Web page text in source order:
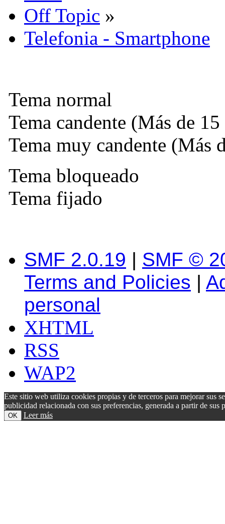
Off Topic »
Telefonia - Smartphone
Tema normal
Tema candente (Más de 15
Tema muy candente (Más
Tema bloqueado
Tema fijado
SMF 2.0.19 | SMF ©
Terms and Policies |
personal
XHTML
RSS
WAP2
Este sitio web utiliza cookies propias y de terceros para mejorar sus
publicidad relacionada con sus preferencias, generada a partir de
OK Leer más